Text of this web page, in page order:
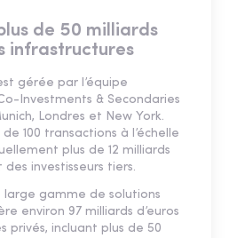
de 50 milliards
infrastructures
gérée par l’équipe
Investments & Secondaries
Londres et New York.
100 transactions à l’échelle
plus de 12 milliards
des investisseurs tiers.
large gamme de solutions
environ 97 milliards d’euros
privés, incluant plus de 50